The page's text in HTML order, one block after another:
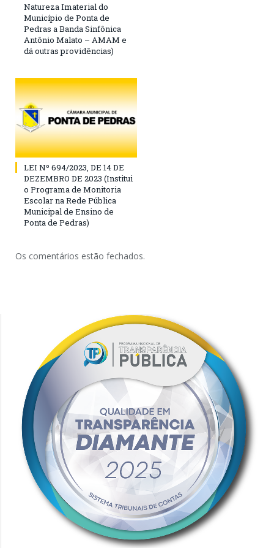
Natureza Imaterial do
Município de Ponta de
Pedras a Banda Sinfônica
Antônio Malato – AMAM e
dá outras providências)
LEI Nº 694/2023, DE 14 DE
DEZEMBRO DE 2023 (Institui
o Programa de Monitoria
Escolar na Rede Pública
Municipal de Ensino de
Ponta de Pedras)
Os comentários estão fechados.